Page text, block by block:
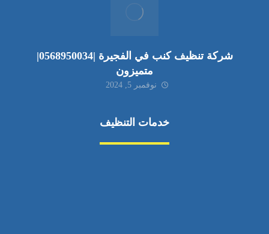
شركة تنظيف كنب في الفجيرة |0568950034|
متميزون
نوفمبر 5, 2024
خدمات التنظيف